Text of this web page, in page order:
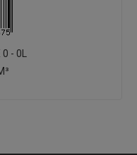
- 0L